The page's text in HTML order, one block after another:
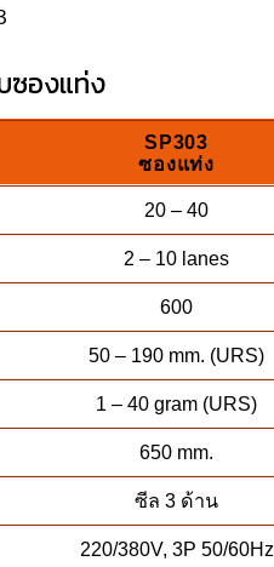
ซองแท่ง
SP303
ซองแท่ง
20 – 40
2 – 10 lanes
600
50 – 190 mm. (URS)
1 – 40 gram (URS)
650 mm.
ซีล 3 ด้าน
220/380V, 3P 50/60Hz